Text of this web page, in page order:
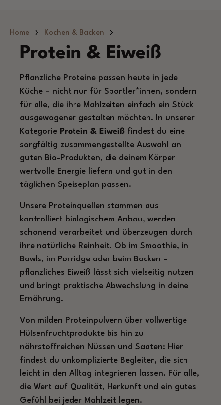
Home Kochen & Backen
Protein & Eiweiß
Pflanzliche Proteine passen heute in jede
Küche – nicht nur für Sportler*innen, sondern
für alle, die ihre Mahlzeiten einfach ein Stück
ausgewogener gestalten möchten. In unserer
Kategorie Protein & Eiweiß findest du eine
sorgfältig zusammengestellte Auswahl an
guten Bio-Produkten, die deinem Körper
wertvolle Energie liefern und gut in den
täglichen Speiseplan passen.
Unsere Proteinquellen stammen aus
kontrolliert biologischem Anbau, werden
schonend verarbeitet und überzeugen durch
ihre natürliche Reinheit. Ob im Smoothie, in
Bowls, im Porridge oder beim Backen –
pflanzliches Eiweiß lässt sich vielseitig nutzen
und bringt praktische Abwechslung in deine
Ernährung.
Von milden Proteinpulvern über vollwertige
Hülsenfruchtprodukte bis hin zu
nährstoffreichen Nüssen und Saaten: Hier
findest du unkomplizierte Begleiter, die sich
leicht in den Alltag integrieren lassen. Für alle,
die Wert auf Qualität, Herkunft und ein gutes
Gefühl bei jeder Mahlzeit legen.